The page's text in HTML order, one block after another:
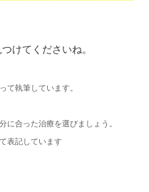
けてくださいね。
て執筆しています。
に合った治療を選びましょう。
表記しています